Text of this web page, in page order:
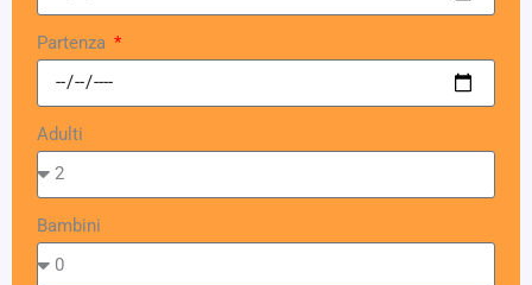
Partenza
Adulti
Bambini